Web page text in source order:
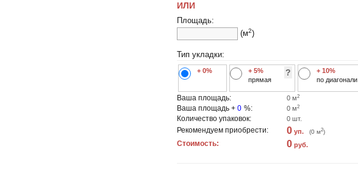
ИЛИ
Площадь:
(м2)
Тип укладки:
+ 0%
+ 5%
прямая
?
+ 10%
по диагонали
Ваша площадь: 0 м2
Ваша площадь +0 %: 0 м2
Количество упаковок: 0 шт.
Рекомендуем приобрести: 0 уп. (0 м2)
Стоимость: 0 руб.